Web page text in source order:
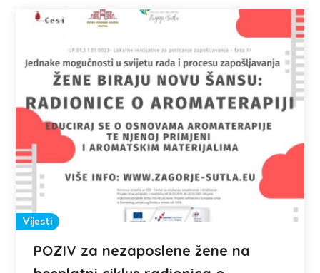
Vijesti
POZIV za nezaposlene žene na